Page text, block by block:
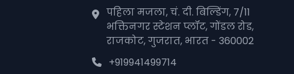
पहिला मजला, चं. दी. बिल्डिंग, 7/11
भक्तिनगर स्टेशन प्लॉट, गोंडल रोड,
राजकोट, गुजरात, भारत - 360002
+919941499714